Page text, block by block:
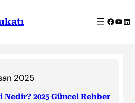
2025
2025 Güncel Rehber